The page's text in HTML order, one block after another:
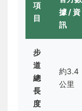
項
目
據 / 資
訊
步
道
總
長
度
約3.4
公里